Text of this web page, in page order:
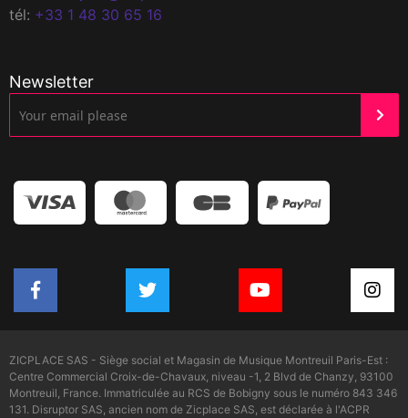
tél: +33 1 48 30 65 16
Newsletter
ZICPLACE SAS - Siège social et Magasin de Musique Montreuil Paris-Est :
Centre Commercial Croix-de-Chavaux, niveau -1, 2 Blvd de Chanzy, 93100
Montreuil, France. Immatriculée au RCS de Bobigny sous le numéro 843 346
131. Disruptor SAS, ancien nom de Zicplace SAS, est déclarée à l'ACPR